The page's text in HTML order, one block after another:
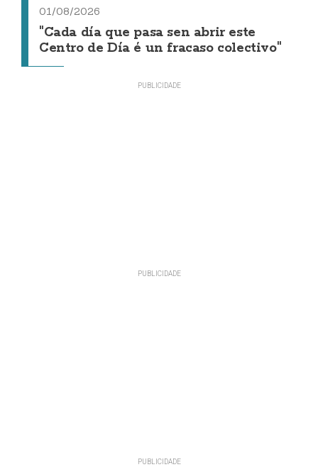
01/08/2026
"Cada día que pasa sen abrir este
Centro de Día é un fracaso colectivo"